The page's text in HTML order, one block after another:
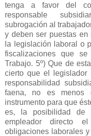
tenga a favor del
responsable
subrogación al
y deben ser puestas
la legislación laboral o
fiscalizaciones que
Trabajo. 5º) Que de
cierto que el legislador
responsabilidad
faena, no es menos
instrumento para que
es, la posibilidad de
empleador directo
obligaciones laborales